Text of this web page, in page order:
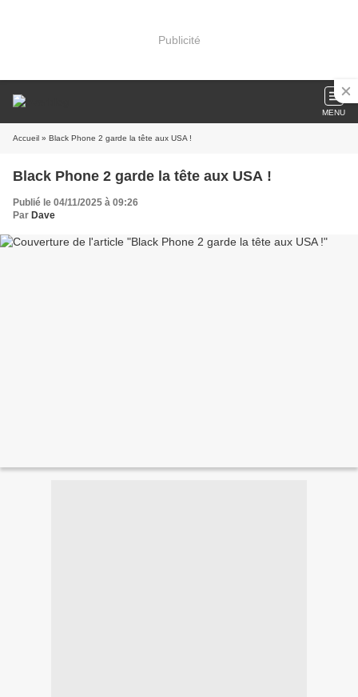
Publicité
MENU
Accueil » Black Phone 2 garde la tête aux USA !
Black Phone 2 garde la tête aux USA !
Publié le 04/11/2025 à 09:26
Par Dave